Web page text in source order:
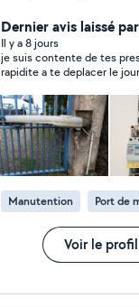
je suis disponible le 24
et aux alentours de
Dernier avis laissé
Il y a 8 jours
je suis contente de tes
Manutention Port de
Voir le profil